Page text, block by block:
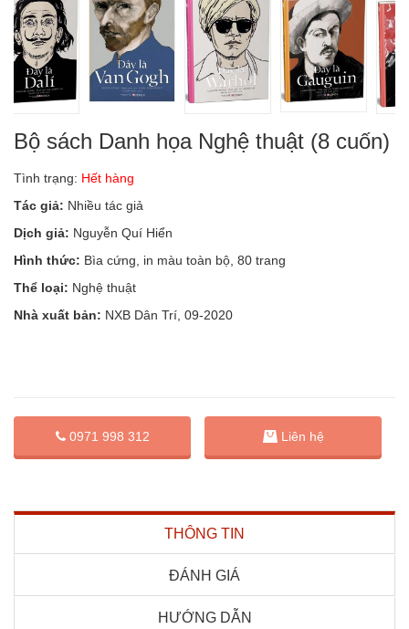
Bộ sách Danh họa Nghệ thuật (8 cuốn)
Tình trạng: Hết hàng
Tác giả: Nhiều tác giả
Dịch giả: Nguyễn Quí Hiển
Hình thức: Bìa cứng, in màu toàn bộ, 80 trang
Thể loại: Nghệ thuật
Nhà xuất bản: NXB Dân Trí, 09-2020
0971 998 312 Liên hệ
THÔNG TIN
ĐÁNH GIÁ
HƯỚNG DẪN